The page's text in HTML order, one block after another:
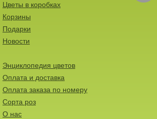
Цветы в коробках
Корзины
Подарки
Новости
Энциклопедия цветов
Оплата и доставка
Оплата заказа по номеру
Сорта роз
О нас